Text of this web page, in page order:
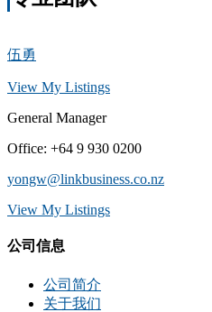
伍勇
View My Listings
General Manager
Office: +64 9 930 0200
yongw@linkbusiness.co.nz
View My Listings
公司信息
公司简介
关于我们